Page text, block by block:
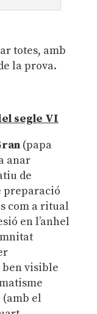
totes, amb
la prova.
segle VI
(papa
anar
de
preparació
com a ritual
en l’anhel
ben visible
el